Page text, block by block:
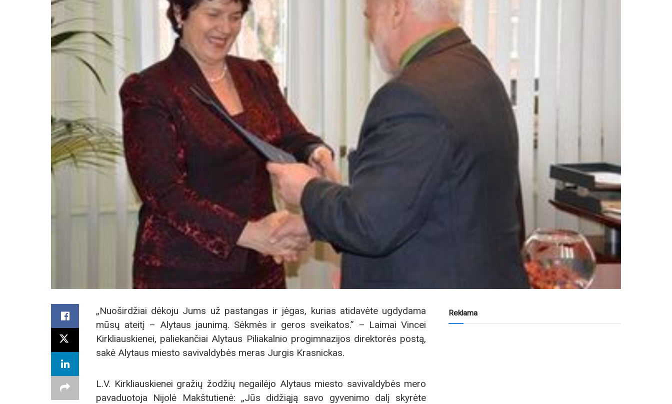
„Nuoširdžiai dėkoju Jums už pastangas ir jėgas, kurias atidavėte ugdydama
mūsų ateitį – Alytaus jaunimą. Sėkmės ir geros sveikatos.” – Laimai Vincei
Kirkliauskienei, paliekančiai Alytaus Piliakalnio progimnazijos direktorės postą,
sakė Alytaus miesto savivaldybės meras Jurgis Krasnickas.
L.V. Kirkliauskienei gražių žodžių negailėjo Alytaus miesto savivaldybės mero
pavaduotoja Nijolė Makštutienė: „Jūs didžiąją savo gyvenimo dalį skyrėte
Reklama